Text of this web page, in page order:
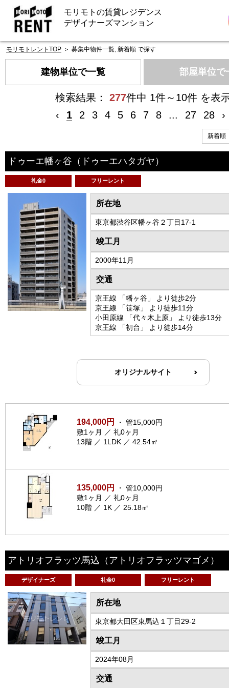
モリモトの賃貸レジデンス
デザイナーズマンション
モリモトレントTOP ＞ 募集中物件一覧, 新着順 で探す
建物単位で一覧 部屋単位で
検索結果： 277件中 1件～10件 を表
‹
1 2 3 4 5 6 7 8 ... 27 28 ›
ドゥーエ幡ヶ谷 （ドゥーエハタガヤ）
礼金0 フリーレント
所在地
東京都渋谷区幡ヶ谷２丁目17-1
竣工月
2000年11月
交通
京王線 「幡ヶ谷」 より徒歩2分
京王線 「笹塚」 より徒歩11分
小田原線 「代々木上原」 より徒歩13分
京王線 「初台」 より徒歩14分
オリジナルサイト
194,000円
・ 管15,000円
敷1ヶ月 ／ 礼0ヶ月
13階 ／ 1LDK ／ 42.54㎡
135,000円
・ 管10,000円
敷1ヶ月 ／ 礼0ヶ月
10階 ／ 1K ／ 25.18㎡
アトリオフラッツ馬込 （アトリオフラッツマゴメ）
デザイナーズ 礼金0 フリーレント
所在地
東京都大田区東馬込１丁目29-2
竣工月
2024年08月
交通